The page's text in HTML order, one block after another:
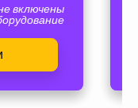
включены